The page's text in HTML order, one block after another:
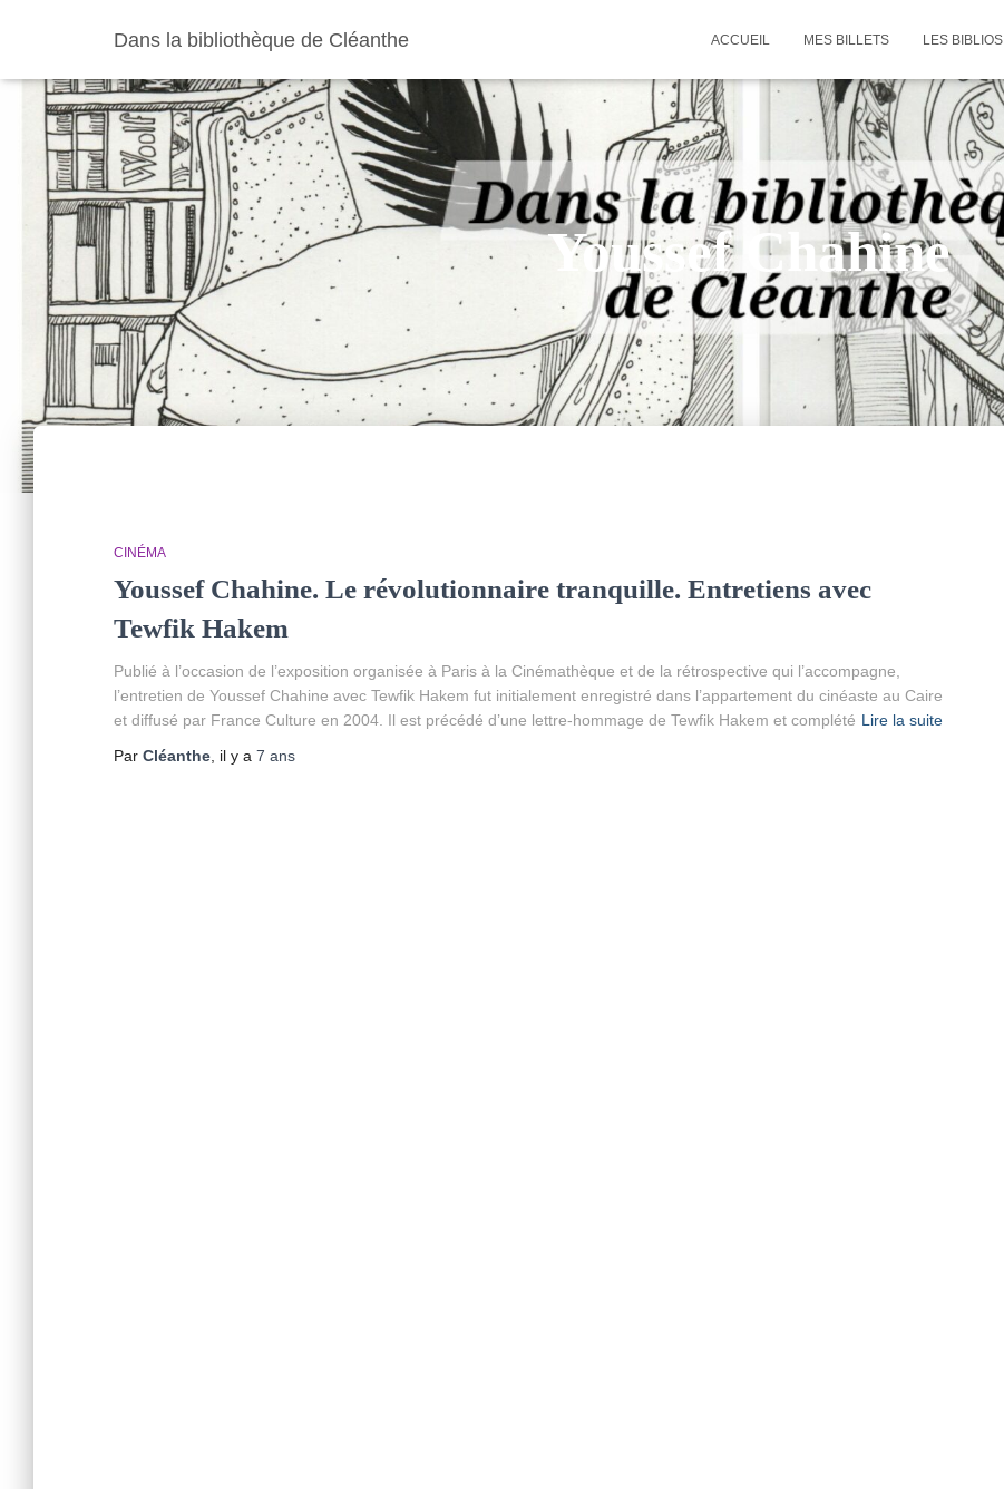
Dans la bibliothèque de Cléanthe ACCUEIL MES BILLETS LES BIBLIOS
Youssef Chahine
CINÉMA
Youssef Chahine. Le révolutionnaire tranquille. Entretiens avec
Tewfik Hakem
Publié à l’occasion de l’exposition organisée à Paris à la Cinémathèque et de la rétrospective qui l’accompagne,
l’entretien de Youssef Chahine avec Tewfik Hakem fut initialement enregistré dans l’appartement du cinéaste au Caire
et diffusé par France Culture en 2004. Il est précédé d’une lettre-hommage de Tewfik Hakem et complété Lire la suite
Par Cléanthe , il y a 7 ans